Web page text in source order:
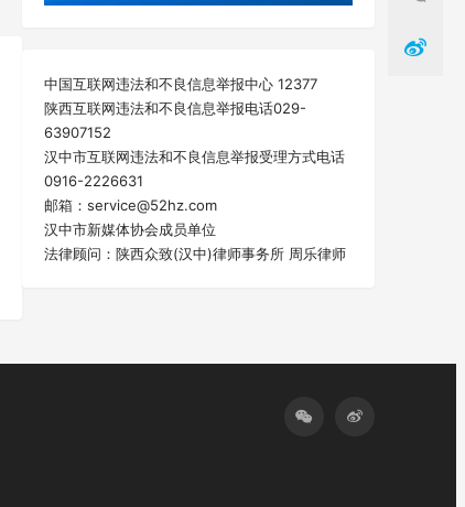
中国互联网违法和不良信息举报中心 12377
陕西互联网违法和不良信息举报电话029-
63907152
汉中市互联网违法和不良信息举报受理方式电话
0916-2226631
邮箱：service@52hz.com
汉中市新媒体协会成员单位
法律顾问：陕西众致(汉中)律师事务所 周乐律师